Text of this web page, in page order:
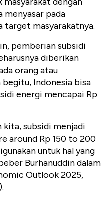
menyasar pada
target masyarakatnya.
pemberian subsidi
diberikan
orang atau
begitu, Indonesia bisa
energi mencapai Rp
subsidi menjadi
around Rp 150 to 200
untuk hal yang
Burhanuddin dalam
Outlook 2025,